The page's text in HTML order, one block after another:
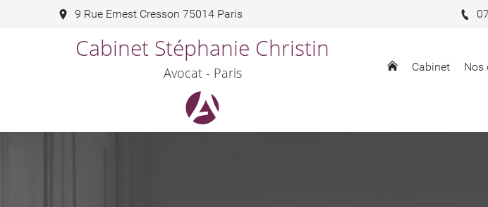
Cabinet Stéphanie Christin
Avocat - Paris Cabinet Nos
9 Rue Ernest Cresson 75014 Paris